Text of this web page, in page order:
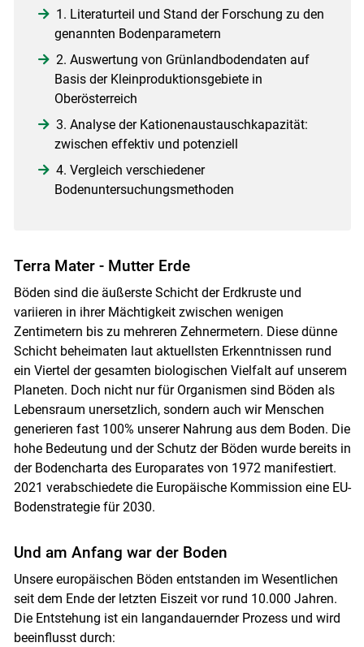
1. Literaturteil und Stand der Forschung zu den
genannten Bodenparametern
2. Auswertung von Grünlandbodendaten auf
Basis der Kleinproduktionsgebiete in
Oberösterreich
3. Analyse der Kationenaustauschkapazität:
zwischen effektiv und potenziell
4. Vergleich verschiedener
Bodenuntersuchungsmethoden
Terra Mater - Mutter Erde
Böden sind die äußerste Schicht der Erdkruste und
variieren in ihrer Mächtigkeit zwischen wenigen
Zentimetern bis zu mehreren Zehnermetern. Diese dünne
Schicht beheimaten laut aktuellsten Erkenntnissen rund
ein Viertel der gesamten biologischen Vielfalt auf unserem
Planeten. Doch nicht nur für Organismen sind Böden als
Lebensraum unersetzlich, sondern auch wir Menschen
generieren fast 100% unserer Nahrung aus dem Boden. Die
hohe Bedeutung und der Schutz der Böden wurde bereits in
der Bodencharta des Europarates von 1972 manifestiert.
2021 verabschiedete die Europäische Kommission eine EU-
Bodenstrategie für 2030.
Und am Anfang war der Boden
Unsere europäischen Böden entstanden im Wesentlichen
seit dem Ende der letzten Eiszeit vor rund 10.000 Jahren.
Die Entstehung ist ein langandauernder Prozess und wird
beeinflusst durch: